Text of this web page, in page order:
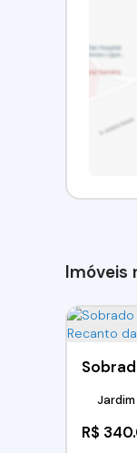
Imóveis
R$